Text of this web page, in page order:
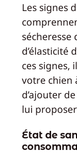
Les signes
sécheresse
d’élasticité
ces signes,
votre chien
d’ajouter
lui
État de